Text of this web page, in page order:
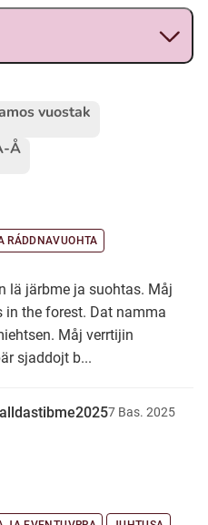
vuostak
Å
RÁDDNAVUOHTA
lä järbme ja suohtas. Måj
the forest. Dat namma
Måj verrtijin
sjaddojt b...
7 Bas. 2025